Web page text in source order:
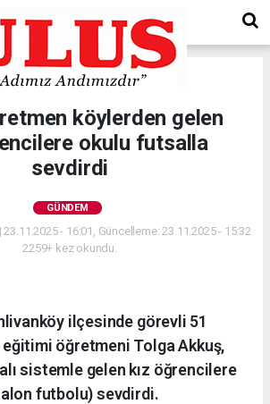
köylerden gelen
okulu futsalla
sevdirdi
GÜNDEM
- 16:01, Güncelleme: 23.11.2025 - 15:32
2259+ kez okundu.
ilçesinde görevli 51
eğitimi öğretmeni Tolga Akkuş,
sistemle gelen kız öğrencilere
futbolu) sevdirdi.